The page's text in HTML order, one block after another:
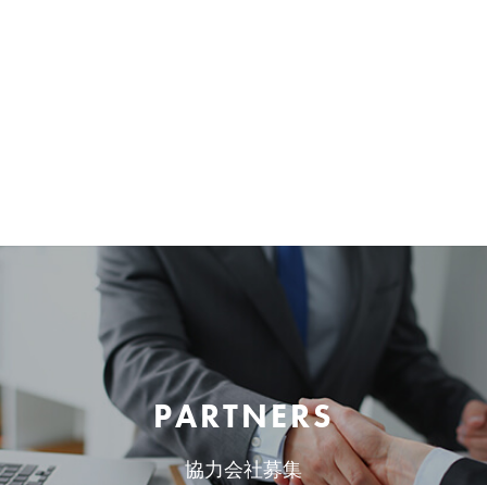
PARTNERS
協力会社募集